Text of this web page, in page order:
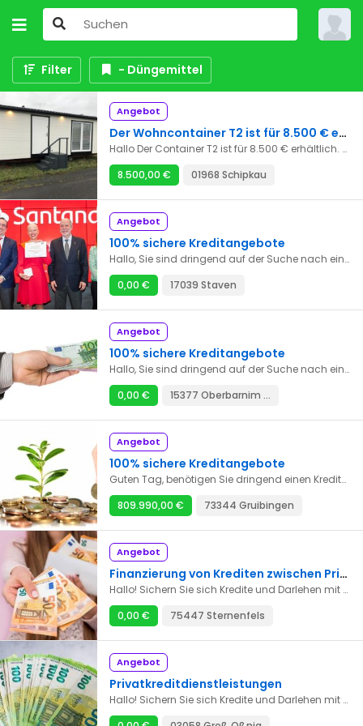
Filter - Düngemittel
Angebot
Der Wohncontainer T2 ist für 8.500 € erhältlich.
Hallo Der Container T2 ist für 8.500 € erhältlich. Der Container wird komplett möbliert und ausgestattet geliefert, wie auf den Fotos zu sehen. Abmessungen: 12 m × 4 m × 3,5 m (48 m²) Anzahl der Schlafzimmer: 2 Schlafzimmer Wanddämmung: Steinwolle (10 cm) Boden- und Deckendämmung: Steinwolle (15 cm) Der Container wird direkt an Ihre Wohnadresse geliefert. Bei Interesse melden Sie sich bitte bei uns.
8.500,00 €
01968 Schipkau
Angebot
100% sichere Kreditangebote
Hallo, Sie sind dringend auf der Suche nach einem Kredit. Wir bieten Ihnen schnelle, sehr zuverlässige Kredite mit niedrigen Zinsen. Unsere Bedingungen sind sehr einfach und ohne Protokoll, 100% garantiert. E-Mail: bertaud.gilles1943@gmail.com
0,00 €
17039 Staven
Angebot
100% sichere Kreditangebote
Hallo, Sie sind dringend auf der Suche nach einem Kredit. Wir bieten Ihnen schnelle, sehr zuverlässige Kredite mit niedrigen Zinsen. Unsere Bedingungen sind sehr einfach und ohne Protokoll, 100% garantiert. E-Mail: bertaud.gilles1943@gmail.com
0,00 €
15377 Oberbarnim Bollersdorf, Pritzhagen
Angebot
100% sichere Kreditangebote
Guten Tag, benötigen Sie dringend einen Kredit? Wir bieten schnelle und zuverlässige Kredite zu günstigen Zinssätzen. Der Betrag variiert zwischen 5.000 CHF und 7.000.000 CHF mit einem Jahreszinssatz von 2 % und einer Laufzeit von 1 bis 30 Jahren. Unsere Bedingungen sind einfach und schnell, mit einer 100%igen Garantie. Kontaktieren Sie uns per E-Mail: bertaud.gilles1943@gmail.com WhatsApp Numner : +33774080645
809.990,00 €
73344 Gruibingen
Angebot
Finanzierung von Krediten zwischen Privatpersonen
Hallo! Sichern Sie sich Kredite und Darlehen mit einem Zinssatz von 3 % – von 5.000 € bis 20.000.000 € – und Laufzeiten von 1 bis 30 Jahren. Kontaktieren Sie uns für weitere Informationen. E-Mail: Alessandragrommke@gmail.com E-Mail: Alessandragrommke@gmail.com
0,00 €
75447 Sternenfels
Angebot
Privatkreditdienstleistungen
Hallo! Sichern Sie sich Kredite und Darlehen mit einem Zinssatz von 3 % – von 5.000 € bis 20.000.000 € – und Laufzeiten von 1 bis 30 Jahren. Kontaktieren Sie uns für weitere Informationen. E-Mail: Alessandragrommke@gmail.com E-Mail: Alessandragrommke@gmail.com